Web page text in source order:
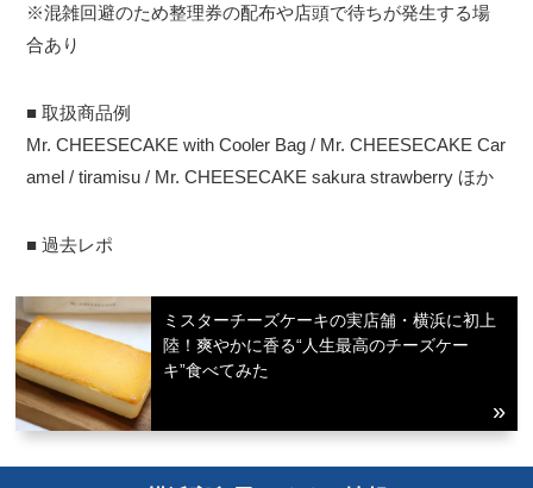
※混雑回避のため整理券の配布や店頭で待ちが発生する場
合あり
■ 取扱商品例
Mr. CHEESECAKE with Cooler Bag / Mr. CHEESECAKE Car
amel / tiramisu / Mr. CHEESECAKE sakura strawberry ほか
■ 過去レポ
ミスターチーズケーキの実店舗・横浜に初上
陸！爽やかに香る“人生最高のチーズケー
キ”食べてみた